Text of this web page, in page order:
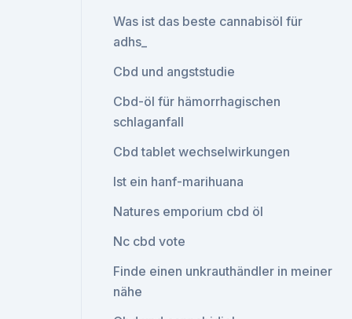
Was ist das beste cannabisöl für
adhs_
Cbd und angststudie
Cbd-öl für hämorrhagischen
schlaganfall
Cbd tablet wechselwirkungen
Ist ein hanf-marihuana
Natures emporium cbd öl
Nc cbd vote
Finde einen unkrauthändler in meiner
nähe